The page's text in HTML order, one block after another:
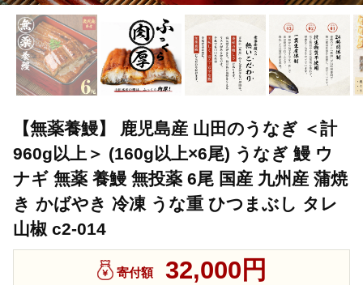
【無薬養鰻】 鹿児島産 山田のうなぎ ＜計
960g以上＞ (160g以上×6尾) うなぎ 鰻 ウ
ナギ 無薬 養鰻 無投薬 6尾 国産 九州産 蒲焼
き かばやき 冷凍 うな重 ひつまぶし タレ
山椒 c2-014
寄付額 32,000円